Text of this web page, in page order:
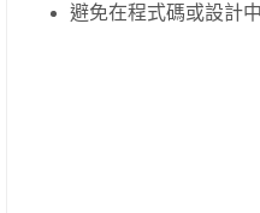
避免在程式碼或設計